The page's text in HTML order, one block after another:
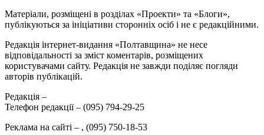
Матеріали, розміщені в розділах «Проекти» та «Блоги»,
публікуються за ініціативи сторонніх осіб і не є редакційними.
Редакція інтернет-видання «Полтавщина» не несе
відповідальності за зміст коментарів, розміщених
користувачами сайту. Редакція не завжди поділяє погляди
авторів публікацій.
Редакція –
Телефон редакції – (095) 794-29-25
Реклама на сайті – , (095) 750-18-53